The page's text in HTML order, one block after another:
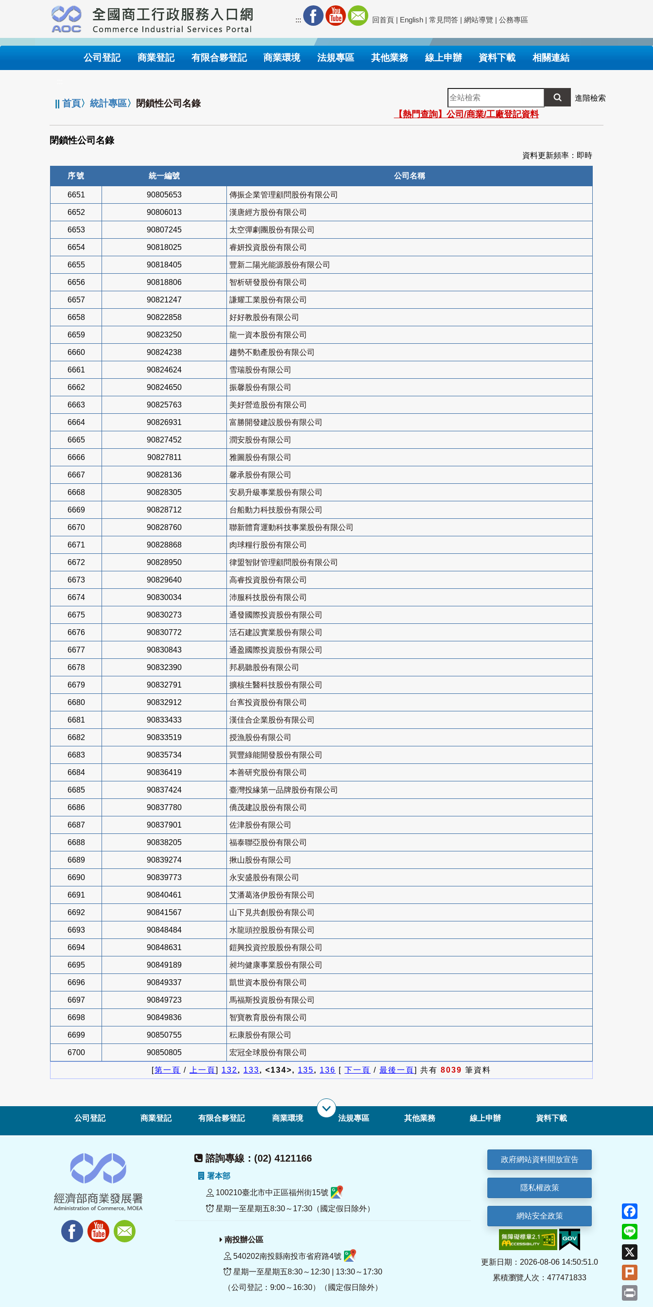
要
內
::: 回首頁 | English | 常見問答 | 網站導覽 | 公務專區
公司登記 商業登記 有限合夥登記 商業環境 法規專區 其他業務 線上申辦 資料下載 相關連結
||首頁〉統計專區〉 閉鎖性公司名錄
全
站
檢
索
進階檢索
【熱門查詢】公司/商業/工廠登記資料
閉鎖性公司名錄
資料更新頻率：即時
序號 統一編號 公司名稱
6651 90805653 傳振企業管理顧問股份有限公司
6652 90806013 漢唐經方股份有限公司
6653 90807245 太空彈劇團股份有限公司
6654 90818025 睿妍投資股份有限公司
6655 90818405 豐新二陽光能源股份有限公司
6656 90818806 智析研發股份有限公司
6657 90821247 謙耀工業股份有限公司
6658 90822858 好好教股份有限公司
6659 90823250 龍一資本股份有限公司
6660 90824238 趨勢不動產股份有限公司
6661 90824624 雪瑞股份有限公司
6662 90824650 振馨股份有限公司
6663 90825763 美好營造股份有限公司
6664 90826931 富勝開發建設股份有限公司
6665 90827452 潤安股份有限公司
6666 90827811 雅圖股份有限公司
6667 90828136 馨承股份有限公司
6668 90828305 安易升級事業股份有限公司
6669 90828712 台船動力科技股份有限公司
6670 90828760 聯新體育運動科技事業股份有限公司
6671 90828868 肉球糧行股份有限公司
6672 90828950 律盟智財管理顧問股份有限公司
6673 90829640 高睿投資股份有限公司
6674 90830034 沛服科技股份有限公司
6675 90830273 通發國際投資股份有限公司
6676 90830772 活石建設實業股份有限公司
6677 90830843 通盈國際投資股份有限公司
6678 90832390 邦易聽股份有限公司
6679 90832791 擴核生醫科技股份有限公司
6680 90832912 台寯投資股份有限公司
6681 90833433 漢佳合企業股份有限公司
6682 90833519 授漁股份有限公司
6683 90835734 巽豐綠能開發股份有限公司
6684 90836419 本善研究股份有限公司
6685 90837424 臺灣投緣第一品牌股份有限公司
6686 90837780 僑茂建設股份有限公司
6687 90837901 佐津股份有限公司
6688 90838205 福泰聯亞股份有限公司
6689 90839274 揪山股份有限公司
6690 90839773 永安盛股份有限公司
6691 90840461 艾潘葛洛伊股份有限公司
6692 90841567 山下見共創股份有限公司
6693 90848484 水龍頭控股股份有限公司
6694 90848631 鎧興投資控股股份有限公司
6695 90849189 昶均健康事業股份有限公司
6696 90849337 凱世資本股份有限公司
6697 90849723 馬福斯投資股份有限公司
6698 90849836 智寶教育股份有限公司
6699 90850755 秐康股份有限公司
6700 90850805 宏冠全球股份有限公司
[第一頁 / 上一頁] 132, 133, <134>, 135, 136 [ 下一頁 / 最後一頁] 共有 8039 筆資料
公司登記 商業登記 有限合夥登記 商業環境 法規專區 其他業務 線上申辦 資料下載
諮詢專線：(02) 4121166
署本部
100210臺北市中正區福州街15號
星期一至星期五8:30～17:30（國定假日除外）
南投辦公區
540202南投縣南投市省府路4號
星期一至星期五8:30～12:30 | 13:30～17:30
（公司登記：9:00～16:30）（國定假日除外）
政府網站資料開放宣告
隱私權政策
網站安全政策
更新日期：2026-08-06 14:50:51.0
累積瀏覽人次：477471833